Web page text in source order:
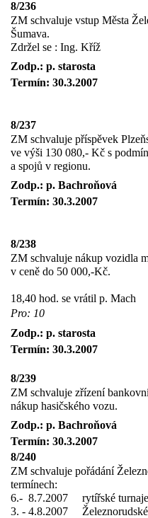
8/236
ZM schvaluje vstup Města
Šumava.
Zdržel se : Ing. Kříž
Zodp.: p. starosta
Termín: 30.3.2007
8/237
ZM schvaluje příspěvek
ve výši 130 080,- Kč s
a spojů v regionu.
Zodp.: p. Bachroňová
Termín: 30.3.2007
8/238
ZM schvaluje nákup vozidla
v ceně do 50 000,-Kč.
18,40 hod. se vrátil p. Mach
Pro: 10
Zodp.: p. starosta
Termín: 30.3.2007
8/239
ZM schvaluje zřízení
nákup hasičského vozu.
Zodp.: p. Bachroňová
Termín: 30.3.2007
8/240
ZM schvaluje pořádání
termínech:
6.- 8.7.2007
rytířské turnaje
3. - 4.8.2007